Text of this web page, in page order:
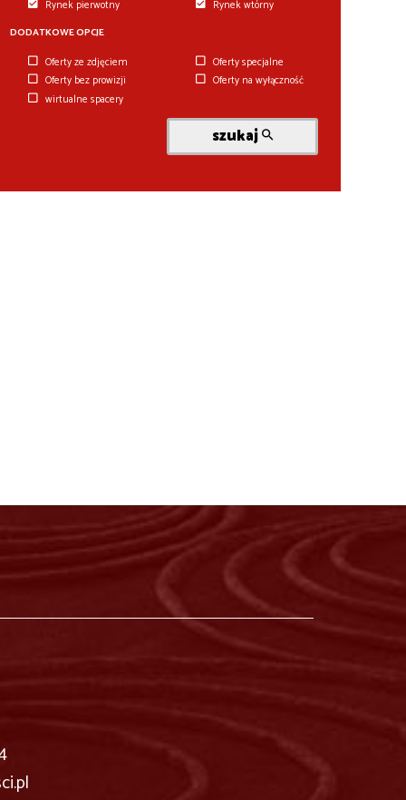
Rynek pierwotny
Rynek wtórny
DODATKOWE OPCJE
Oferty ze zdjęciem
Oferty specjalne
Oferty bez prowizji
Oferty na wyłączność
wirtualne spacery
szukaj